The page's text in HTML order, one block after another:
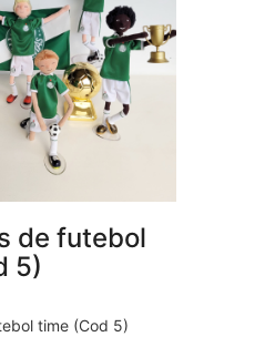
de futebol
5)
time (Cod 5)